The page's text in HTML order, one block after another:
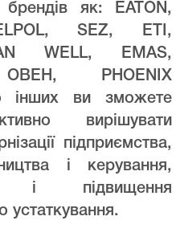
як: EATON,
SEZ, ETI,
WELL, EMAS,
ОВЕН, PHOENIX
інших ви зможете
вирішувати
підприємства,
і керування,
і підвищення
устаткування.